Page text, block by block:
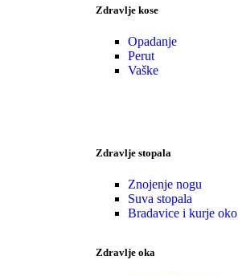
Zdravlje kose
Opadanje
Perut
Vaške
Zdravlje stopala
Znojenje nogu
Suva stopala
Bradavice i kurje oko
Zdravlje oka